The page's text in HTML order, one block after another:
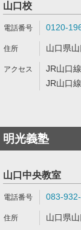
山口校
0120-
山口県
JR山口
JR山口
明光義塾
山口中央教室
083-
山口県